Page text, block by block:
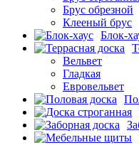
Брус обрезной
Клееный брус
Блок-
Вельвет
Гладкая
Евровельвет